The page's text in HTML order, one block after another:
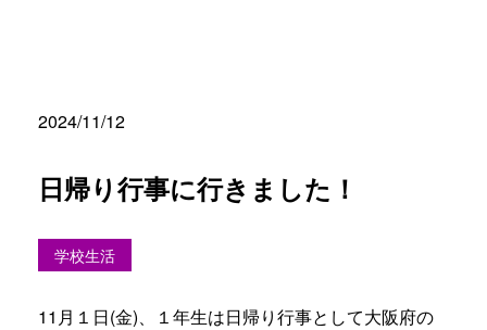
2024/11/12
日帰り行事に行きました！
学校生活
11月１日(金)、１年生は日帰り行事として大阪府の